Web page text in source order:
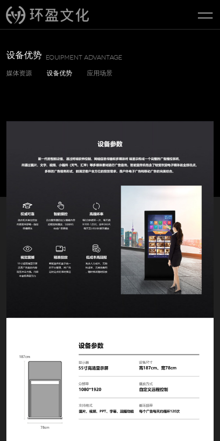
设备优势 Equipment advantage
媒体资源 设备优势 应用场景